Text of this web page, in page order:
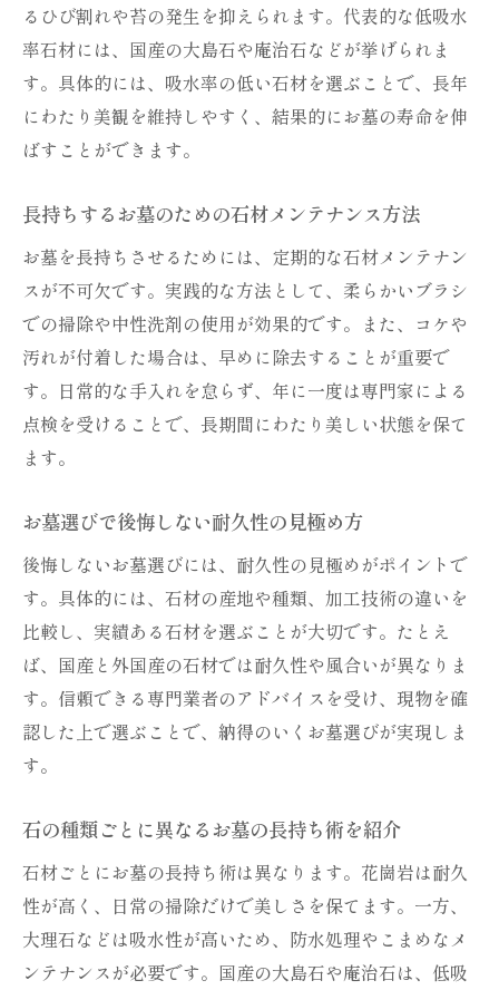
るひび割れや苔の発生を抑えられます。代表的な低吸水
率石材には、国産の大島石や庵治石などが挙げられま
す。具体的には、吸水率の低い石材を選ぶことで、長年
にわたり美観を維持しやすく、結果的にお墓の寿命を伸
ばすことができます。
長持ちするお墓のための石材メンテナンス方法
お墓を長持ちさせるためには、定期的な石材メンテナン
スが不可欠です。実践的な方法として、柔らかいブラシ
での掃除や中性洗剤の使用が効果的です。また、コケや
汚れが付着した場合は、早めに除去することが重要で
す。日常的な手入れを怠らず、年に一度は専門家による
点検を受けることで、長期間にわたり美しい状態を保て
ます。
お墓選びで後悔しない耐久性の見極め方
後悔しないお墓選びには、耐久性の見極めがポイントで
す。具体的には、石材の産地や種類、加工技術の違いを
比較し、実績ある石材を選ぶことが大切です。たとえ
ば、国産と外国産の石材では耐久性や風合いが異なりま
す。信頼できる専門業者のアドバイスを受け、現物を確
認した上で選ぶことで、納得のいくお墓選びが実現しま
す。
石の種類ごとに異なるお墓の長持ち術を紹介
石材ごとにお墓の長持ち術は異なります。花崗岩は耐久
性が高く、日常の掃除だけで美しさを保てます。一方、
大理石などは吸水性が高いため、防水処理やこまめなメ
ンテナンスが必要です。国産の大島石や庵治石は、低吸